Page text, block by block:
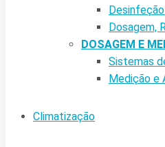
Dosagem,
DOSAGEM E
Sistemas
Medição e
Climatização